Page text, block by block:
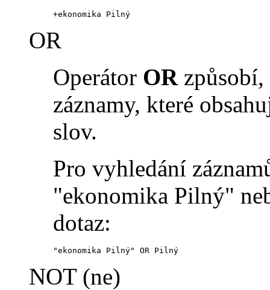
+ekonomika Pilný
OR
Operátor ORzpůsobí,
záznamy, které
slov.
Pro vyhledání
"ekonomika Pilný"
dotaz:
"ekonomika Pilný" OR Pilný
NOT (ne)